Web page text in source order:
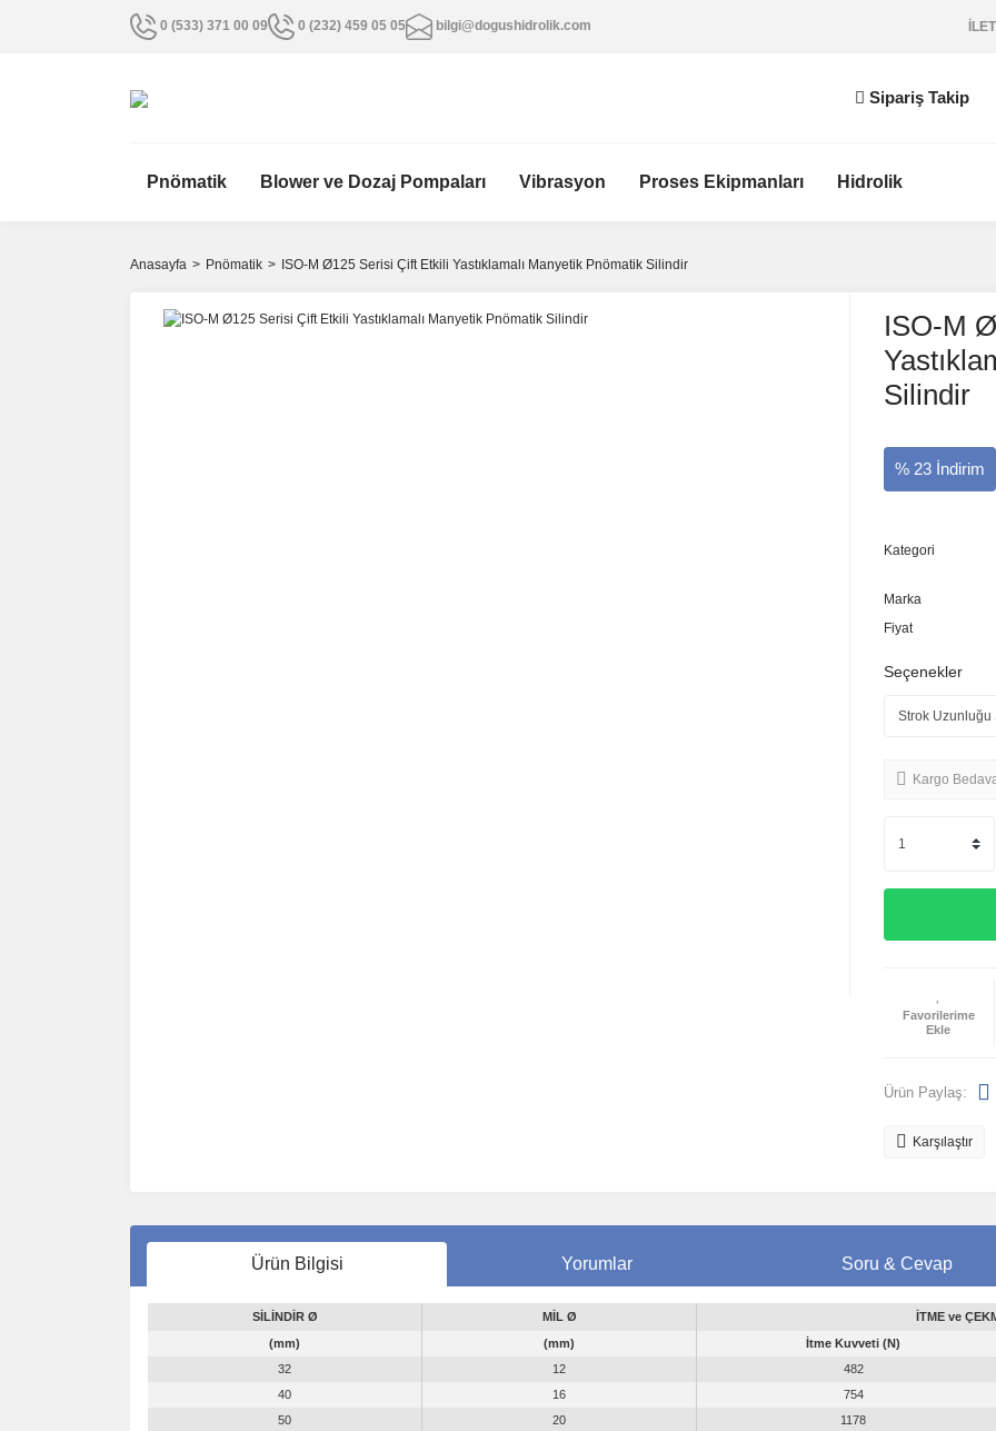
0 (533) 371 00 09 0 (232) 459 05 05 bilgi@dogushidrolik.com
Sipariş Takip
Pnömatik Blower ve Dozaj Pompaları Vibrasyon Proses Ekipmanları Hidrolik
Anasayfa Pnömatik ISO-M Ø125 Serisi Çift Etkili Yastıklamalı Manyetik Pnömatik Silindir
ISO-M
Silindir
% 23 İndirim
Kategori
Marka
Fiyat
Seçenekler
Kargo
Ürün Paylaş:
Karşılaştır
Ürün Bilgisi Yorumlar Soru & Cevap
SİLİNDİR Ø MİL Ø
İTME ve
(mm)
(mm) İtme Kuvveti (N)
32
12 482
40
16 754
50
20 1178